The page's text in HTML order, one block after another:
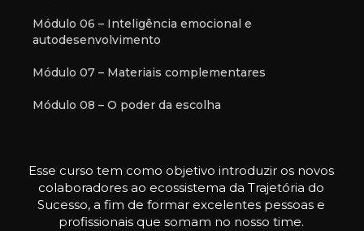
Módulo 06 – Inteligência emocional e
autodesenvolvimento
Módulo 07 – Materiais complementares
Módulo 08 – O poder da escolha
Esse curso tem como objetivo introduzir os novos
colaboradores ao ecossistema da Trajetória do
Sucesso, a fim de formar excelentes pessoas e
profissionais que somam no nosso time.